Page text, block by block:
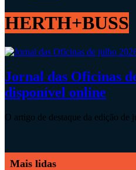
HERTH+BUSS
Jornal das Oficinas
disponível online
O artigo de destaque da edição de
Mais lidas